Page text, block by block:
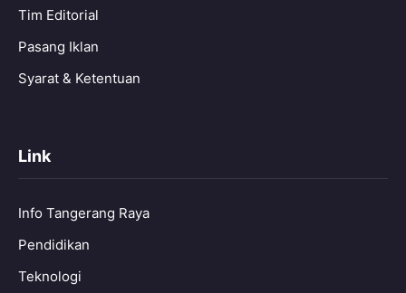
Tim Editorial
Pasang Iklan
Syarat & Ketentuan
Link
Info Tangerang Raya
Pendidikan
Teknologi